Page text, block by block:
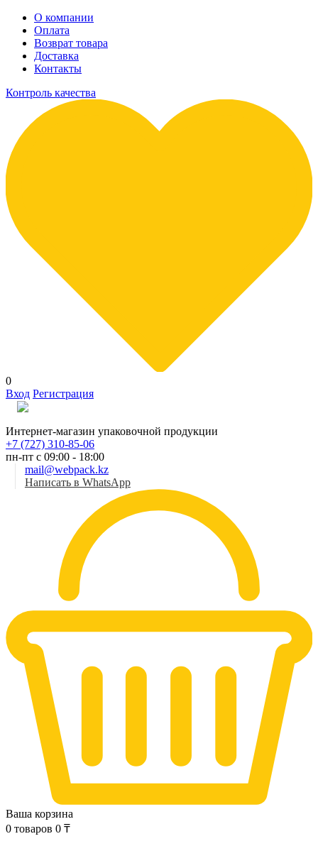
О компании
Оплата
Возврат товара
Доставка
Контакты
Контроль качества
0
Вход Регистрация
Интернет-магазин упаковочной продукции
+7 (727) 310-85-06
пн-пт с 09:00 - 18:00
mail@webpack.kz
Написать в WhatsApp
Ваша корзина
0 товаров 0 ₸